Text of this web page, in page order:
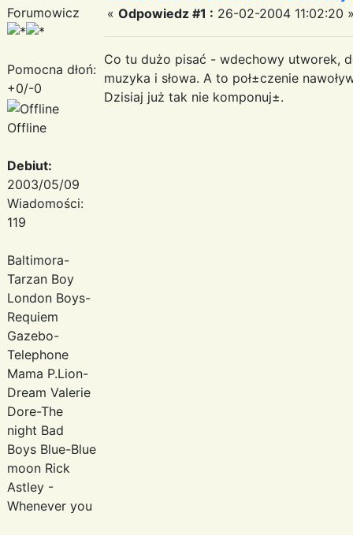
Forumowicz
Pomocna dłoń:
+0/-0
Offline
Debiut:
2003/05/09
Wiadomości:
119
Baltimora-
Tarzan Boy
London Boys-
Requiem
Gazebo-
Telephone
Mama P.Lion-
Dream Valerie
Dore-The
night Bad
Boys Blue-Blue
moon Rick
Astley -
Whenever you
« Odpowiedz #1 : 26-02-2004 11:02:20
Co tu dużo pisać - wdechowy utworek,
muzyka i słowa. A to poł±czenie
Dzisiaj już tak nie komponuj±.